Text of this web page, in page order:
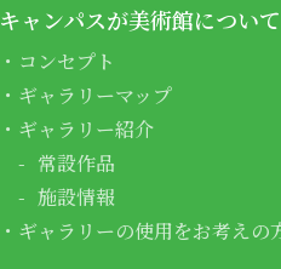
キャンパスが美術館について
コンセプト
ギャラリーマップ
ギャラリー紹介
常設作品
施設情報
ギャラリーの使用をお考えの